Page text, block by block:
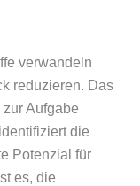
verwandeln
reduzieren. Das
Aufgabe
die
Potenzial für
es, die